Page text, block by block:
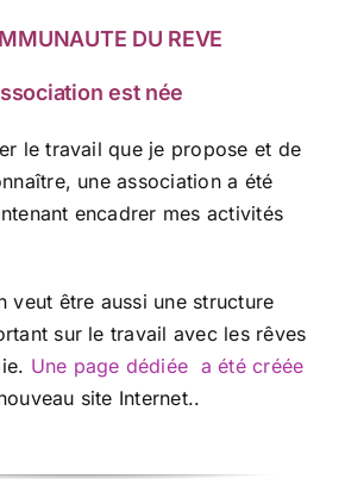
DU REVE
est née
le travail que je propose et de
une association a été
encadrer mes activités
veut être aussi une structure
sur le travail avec les rêves
Une page dédiée a été créée
site Internet..